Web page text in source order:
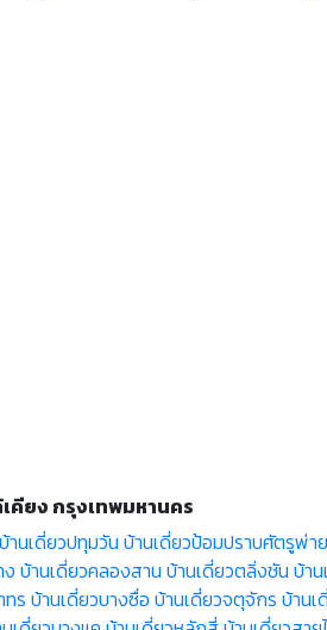
เคียง กรุงเทพมหานคร
บ้านเดี่ยวปทุมวัน บ้านเดี่ยวป้อมปราบศัตรูพ่าย
บ้านเดี่ยวคลองสาน บ้านเดี่ยวตลิ่งชัน บ้า
ทร บ้านเดี่ยวบางซื่อ บ้านเดี่ยวจตุจักร บ้าน